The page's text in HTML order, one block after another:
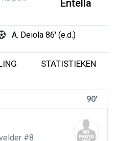
Entella
A. Deiola 86' (e.d.)
STATISTIEKEN
90'
#8